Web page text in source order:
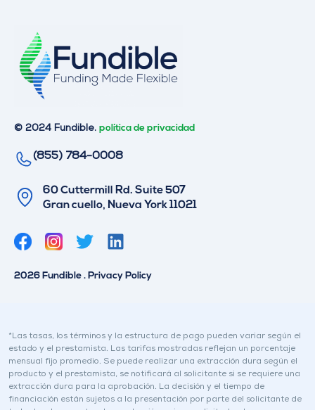
© 2024 Fundible. política de privacidad
(855) 784-0008
60 Cuttermill Rd. Suite 507
Gran cuello, Nueva York 11021
G
o
r
L
i
n
I
n
2026 Fundible . Privacy Policy
*Las tasas, los términos y la estructura de pago pueden variar según el
estado y el prestamista. Las tarifas mostradas reflejan un porcentaje
mensual fijo promedio. Se puede realizar una extracción dura según el
producto y el prestamista, se notificará al solicitante si se requiere una
extracción dura para la aprobación. La decisión y el tiempo de
financiación están sujetos a la presentación por parte del solicitante de